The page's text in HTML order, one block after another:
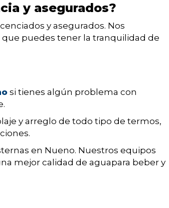
y asegurados?
y asegurados. Nos
puedes tener la tranquilidad de
si tienes algún problema con
y arreglo de todo tipo de termos,
en Nueno. Nuestros equipos
mejor calidad de aguapara beber y